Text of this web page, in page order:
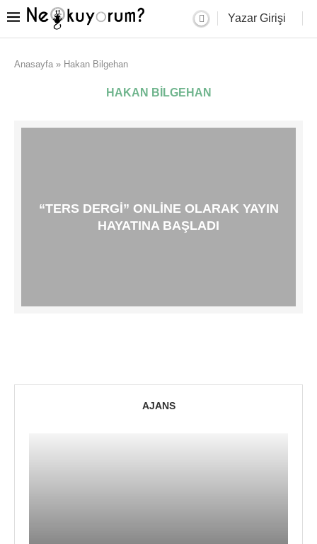
Yazar Girişi
Anasayfa » Hakan Bilgehan
HAKAN BILGEHAN
“TERS DERGI” ONLINE OLARAK YAYIN
HAYATINA BAŞLADI
AJANS